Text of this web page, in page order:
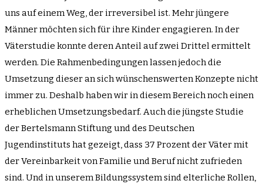
uns auf einem Weg, der irreversibel ist. Mehr jüngere
Männer möchten sich für ihre Kinder engagieren. In der
Väterstudie konnte deren Anteil auf zwei Drittel ermittelt
werden. Die Rahmenbedingungen lassen jedoch die
Umsetzung dieser an sich wünschenswerten Konzepte nicht
immer zu. Deshalb haben wir in diesem Bereich noch einen
erheblichen Umsetzungsbedarf. Auch die jüngste Studie
der Bertelsmann Stiftung und des Deutschen
Jugendinstituts hat gezeigt, dass 37 Prozent der Väter mit
der Vereinbarkeit von Familie und Beruf nicht zufrieden
sind. Und in unserem Bildungssystem sind elterliche Rollen,